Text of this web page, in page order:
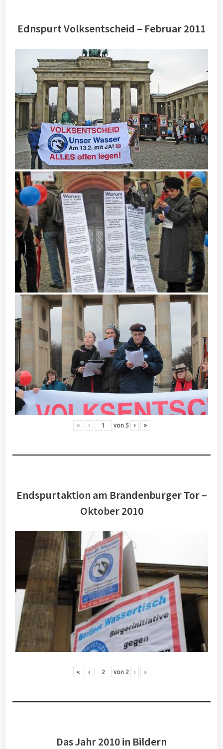
Ednspurt Volksentscheid – Februar 2011
« ‹ von 5 › »
Endspurtaktion am Brandenburger Tor –
Oktober 2010
« ‹ von 2 › »
Das Jahr 2010 in Bildern